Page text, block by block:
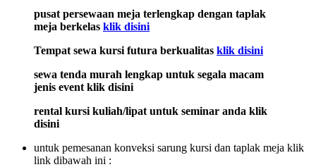
pusat persewaan meja terlengkap dengan taplak
meja berkelas klik disini
Tempat sewa kursi futura berkualitas klik disini
sewa tenda murah lengkap untuk segala macam
jenis event klik disini
rental kursi kuliah/lipat untuk seminar anda klik
disini
untuk pemesanan konveksi sarung kursi dan taplak meja klik
link dibawah ini :